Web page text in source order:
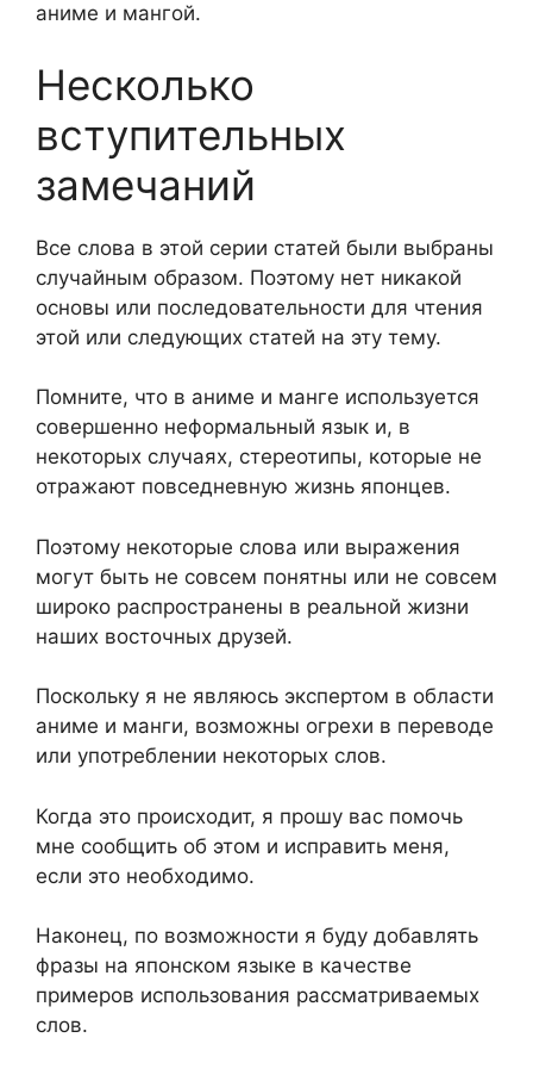
аниме и мангой.
Несколько
вступительных
замечаний
Все слова в этой серии статей были выбраны
случайным образом. Поэтому нет никакой
основы или последовательности для чтения
этой или следующих статей на эту тему.
Помните, что в аниме и манге используется
совершенно неформальный язык и, в
некоторых случаях, стереотипы, которые не
отражают повседневную жизнь японцев.
Поэтому некоторые слова или выражения
могут быть не совсем понятны или не совсем
широко распространены в реальной жизни
наших восточных друзей.
Поскольку я не являюсь экспертом в области
аниме и манги, возможны огрехи в переводе
или употреблении некоторых слов.
Когда это происходит, я прошу вас помочь
мне сообщить об этом и исправить меня,
если это необходимо.
Наконец, по возможности я буду добавлять
фразы на японском языке в качестве
примеров использования рассматриваемых
слов.